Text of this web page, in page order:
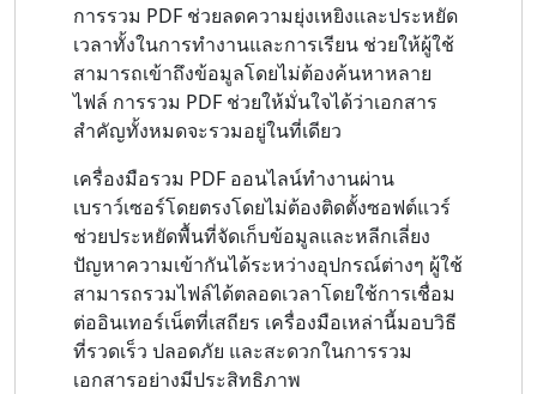
การรวม PDF ช่วยลดความยุ่งเหยิงและประหยัด
เวลาทั้งในการทำงานและการเรียน ช่วยให้ผู้ใช้
สามารถเข้าถึงข้อมูลโดยไม่ต้องค้นหาหลาย
ไฟล์ การรวม PDF ช่วยให้มั่นใจได้ว่าเอกสาร
สำคัญทั้งหมดจะรวมอยู่ในที่เดียว
เครื่องมือรวม PDF ออนไลน์ทำงานผ่าน
เบราว์เซอร์โดยตรงโดยไม่ต้องติดตั้งซอฟต์แวร์
ช่วยประหยัดพื้นที่จัดเก็บข้อมูลและหลีกเลี่ยง
ปัญหาความเข้ากันได้ระหว่างอุปกรณ์ต่างๆ ผู้ใช้
สามารถรวมไฟล์ได้ตลอดเวลาโดยใช้การเชื่อม
ต่ออินเทอร์เน็ตที่เสถียร เครื่องมือเหล่านี้มอบวิธี
ที่รวดเร็ว ปลอดภัย และสะดวกในการรวม
เอกสารอย่างมีประสิทธิภาพ